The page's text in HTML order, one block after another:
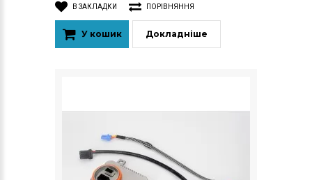
В ЗАКЛАДКИ ПОРІВНЯННЯ
У кошик Докладніше